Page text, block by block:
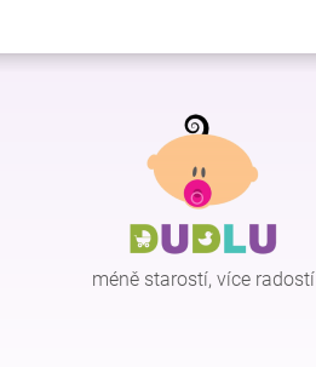
Z
méně starostí, více radostí